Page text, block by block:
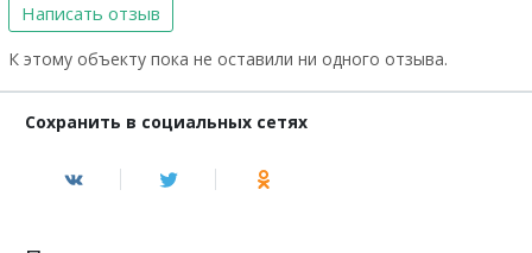
Написать отзыв
К этому объекту пока не оставили ни одного отзыва.
Сохранить в социальных сетях